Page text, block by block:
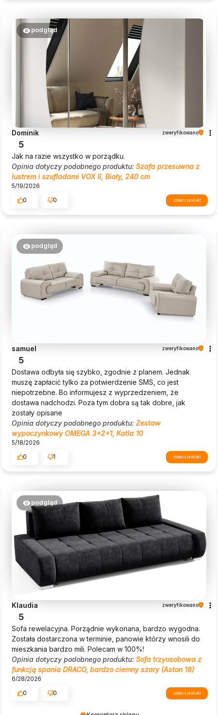
podgląd
Dominik zweryfikowano
5
Jak na razie wszystko w porządku.
Opinia dotyczy podobnego produktu: Szafa przesuwna z
lustrem i szufladami VOX II, Biały, 240 cm
5/19/2026
0
0 zobacz produkt
podgląd
samuel zweryfikowano
5
Dostawa odbyła się szybko, zgodnie z planem. Jednak
muszę zapłacić tylko za potwierdzenie SMS, co jest
niepotrzebne. Bo informujesz z wyprzedzeniem, że
dostawa nadchodzi. Poza tym dobra są tak dobre, jak
zostały opisane
Opinia dotyczy podobnego produktu: Zestaw
wypoczynkowy OMEGA 3+2+1, Katla 10
5/18/2026
0
1 zobacz produkt
podgląd
Klaudia zweryfikowano
5
Sofa rewelacyjna. Porządnie wykonana, bardzo wygodna.
Została dostarczona w terminie, panowie którzy wnosili do
mieszkania bardzo mili. Polecam w 100%!
Opinia dotyczy podobnego produktu: Sofa trzyosobowa z
funkcją spania DRACO, bardzo ciemny szary (Aston 18)
6/28/2026
0
0 zobacz produkt